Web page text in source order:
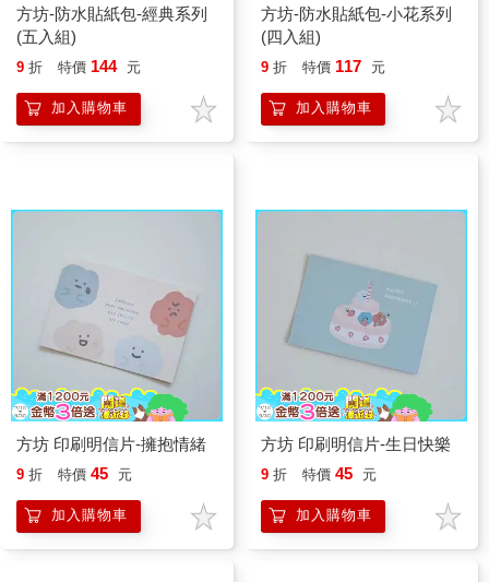
方坊-防水貼紙包-經典系列
(五入組)
9 折 特價 144 元
加入購物車
方坊-防水貼紙包-小花系列
(四入組)
9 折 特價 117 元
加入購物車
方坊 印刷明信片-擁抱情緒
9 折 特價 45 元
加入購物車
方坊 印刷明信片-生日快樂
9 折 特價 45 元
加入購物車